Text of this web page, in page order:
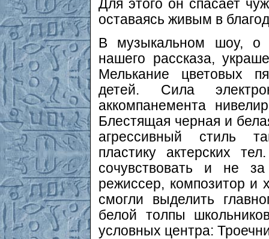
Для этого он спасает
оставаясь живым в
В музыкальном шоу, о
нашего рассказа,
Мелькание цветовых
детей. Сила
аккомпанемента
Блестящая черная и
агрессивный стиль
пластику актерских
сочувствовать и не
режиссер, композитор и
смогли выделить
белой толпы
условных центра: